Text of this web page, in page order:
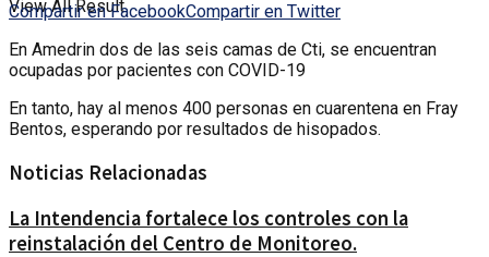
View All Result
Compartir en FacebookCompartir en Twitter
En Amedrin dos de las seis camas de Cti, se encuentran
ocupadas por pacientes con COVID-19
En tanto, hay al menos 400 personas en cuarentena en Fray
Bentos, esperando por resultados de hisopados.
Noticias Relacionadas
La Intendencia fortalece los controles con la
reinstalación del Centro de Monitoreo.